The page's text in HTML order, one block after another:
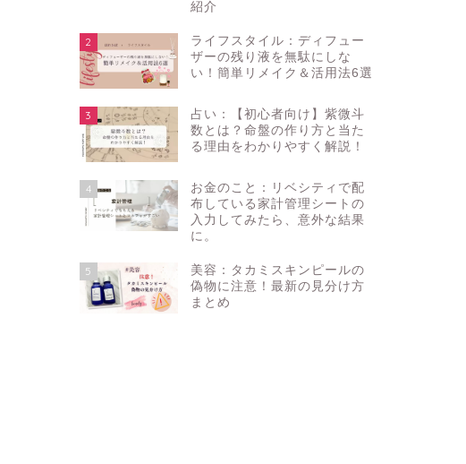
紹介
2
ライフスタイル：ディフュー
ザーの残り液を無駄にしな
い！簡単リメイク＆活用法6選
3
占い：【初心者向け】紫微斗
数とは？命盤の作り方と当た
る理由をわかりやすく解説！
4
お金のこと：リベシティで配
布している家計管理シートの
入力してみたら、意外な結果
に。
5
美容：タカミスキンピールの
偽物に注意！最新の見分け方
まとめ